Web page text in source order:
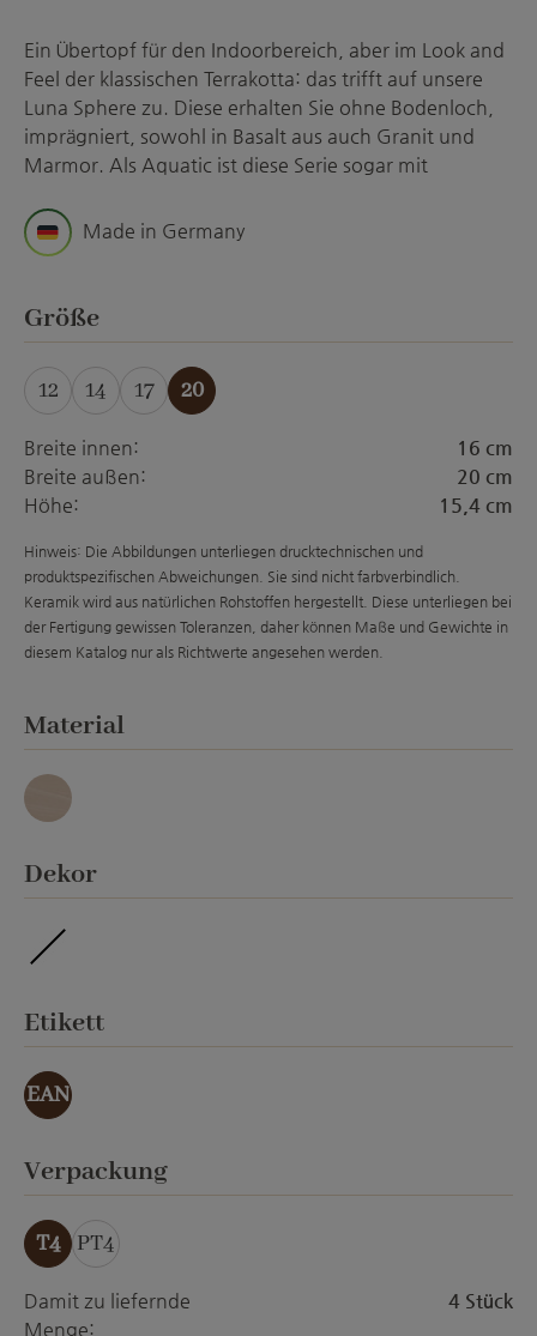
Ein Übertopf für den Indoorbereich, aber im Look and
Feel der klassischen Terrakotta: das trifft auf unsere
Luna Sphere zu. Diese erhalten Sie ohne Bodenloch,
imprägniert, sowohl in Basalt aus auch Granit und
Marmor. Als Aquatic ist diese Serie sogar mit
Made in Germany
Größeauswählen
12
(Diese Option ist zurzeit nicht verfügbar.)
14
(Diese Option ist zurzeit nicht verfügbar.)
17
(Diese Option ist zurzeit nicht
20
Breite innen:
16 cm
Breite außen:
20 cm
Höhe:
15,4 cm
Hinweis: Die Abbildungen unterliegen drucktechnischen und
produktspezifischen Abweichungen. Sie sind nicht farbverbindlich.
Keramik wird aus natürlichen Rohstoffen hergestellt. Diese unterliegen bei
der Fertigung gewissen Toleranzen, daher können Maße und Gewichte in
diesem Katalog nur als Richtwerte angesehen werden.
Materialauswählen
Granit
Dekorauswählen
Etikettauswählen
EAN
Verpackungauswählen
T4 PT4
Damit zu liefernde
Menge:
4 Stück